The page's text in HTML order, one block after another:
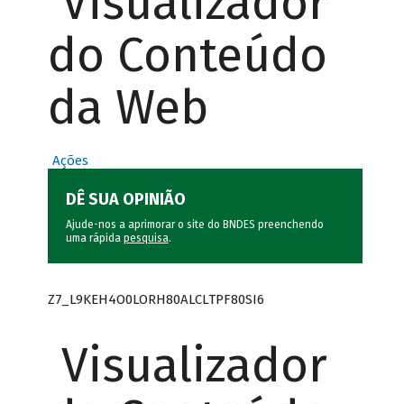
do Conteúdo
da Web
Ações
DÊ SUA OPINIÃO
Ajude-nos a aprimorar o site do BNDES preenchendo
uma rápida pesquisa.
Z7_L9KEH4O0LORH80ALCLTPF80SI6
Visualizador